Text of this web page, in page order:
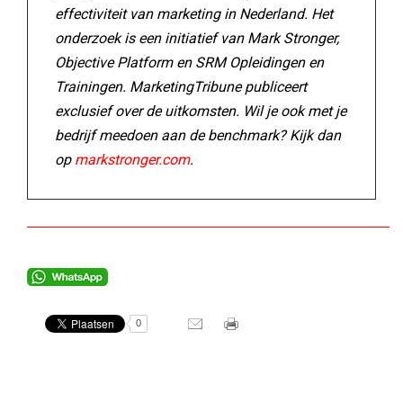
effectiviteit van marketing in Nederland. Het
onderzoek is een initiatief van Mark Stronger,
Objective Platform en SRM Opleidingen en
Trainingen. MarketingTribune publiceert
exclusief over de uitkomsten. Wil je ook met je
bedrijf meedoen aan de benchmark? Kijk dan
op markstronger.com.
0